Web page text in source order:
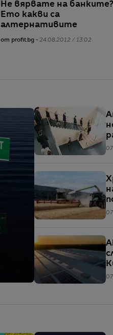
Не вярвате на банките?
Ето какви са
алтернативите
от profit.bg - 24.08.2012 / 13:02